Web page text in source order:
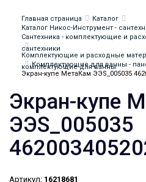
Главная страница
Каталог
Каталог Никос-Инструмент -
Сантехника - комплектующие и
сантехники
Комплектующие и расходные
комплектующие для ванны
Комплектующие для ванны -
Экран-купе МетаКам ЭЭS_005035
Экран-купе
ЭЭS_005035
Артикул: 16218681